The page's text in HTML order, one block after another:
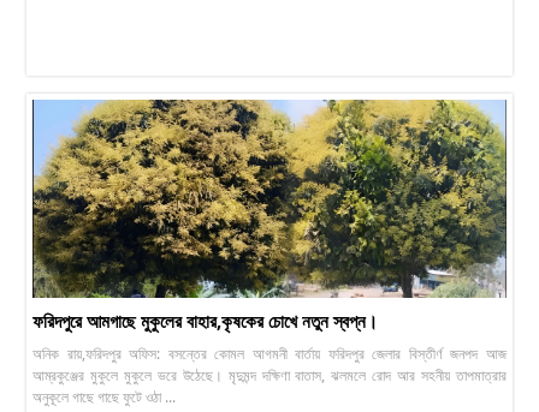
ফরিদপুরে আমগাছে মুকুলের বাহার,কৃষকের চোখে নতুন স্বপ্ন।
অনিক রায়,ফরিদপুর অফিস: বসন্তের কোমল আগমনী বার্তায় ফরিদপুর জেলার বিস্তীর্ণ জনপদ আজ
আম্রকুঞ্জের মুকুলে মুকুলে ভরে উঠেছে। মৃদুমন্দ দক্ষিণা বাতাস, ঝলমলে রোদ আর সহনীয় তাপমাত্রার
অনুকূলে গাছে গাছে ফুটে ওঠা ...